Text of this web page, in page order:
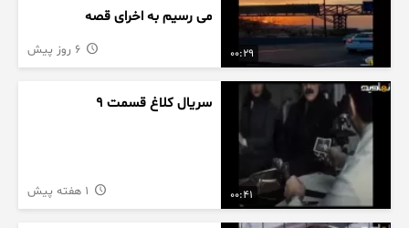
00:29
می رسیم به اخرای قصه
00:41
سریال کلاغ قسمت 9